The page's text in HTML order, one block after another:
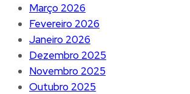
Março 2026
Fevereiro 2026
Janeiro 2026
Dezembro 2025
Novembro 2025
Outubro 2025